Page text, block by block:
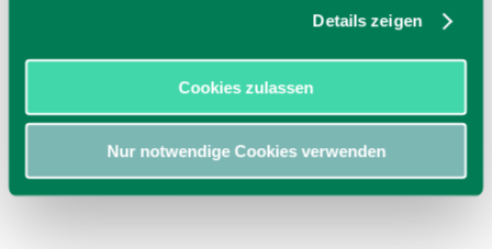
Details zeigen
Cookies zulassen
Nur notwendige Cookies verwenden